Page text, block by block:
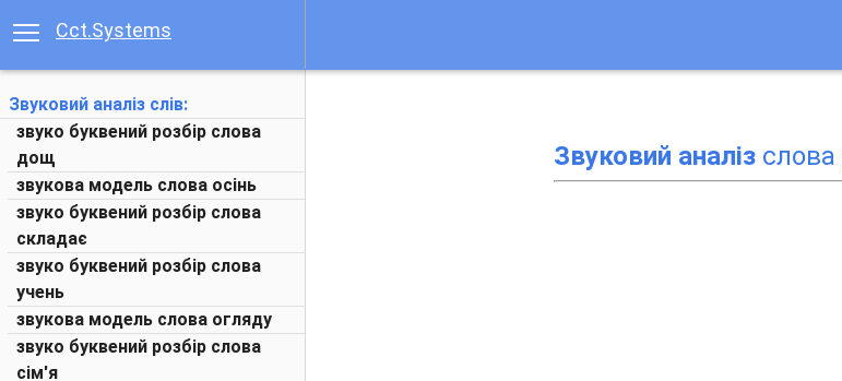
Cct.Systems
Звуковий аналіз слів:
звуко буквений розбір слова
дощ
звукова модель слова осінь
звуко буквений розбір слова
складає
звуко буквений розбір слова
учень
звукова модель слова огляду
звуко буквений розбір слова
сім'я
Звуковий аналізслова